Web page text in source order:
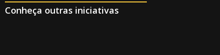
Conheça outras iniciativas